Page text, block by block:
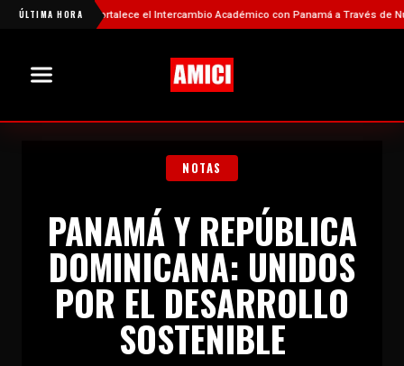
ÚLTIMA HORA
China Fortalece el Intercambio Académico con Panamá a Través de Nuevas
NOTAS
PANAMÁ Y REPÚBLICA
DOMINICANA: UNIDOS
POR EL DESARROLLO
SOSTENIBLE